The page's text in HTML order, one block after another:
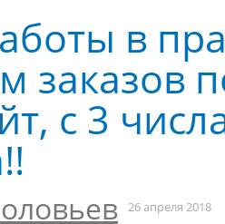
в
заказов
с 3
26 апреля 2018